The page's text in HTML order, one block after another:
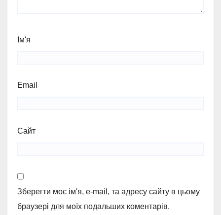
Ім'я
Email
Сайт
Зберегти моє ім'я, e-mail, та адресу сайту в цьому
браузері для моїх подальших коментарів.